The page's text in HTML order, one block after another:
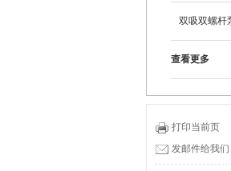
双吸双螺杆
查看更多
打印当前页
发邮件给我们